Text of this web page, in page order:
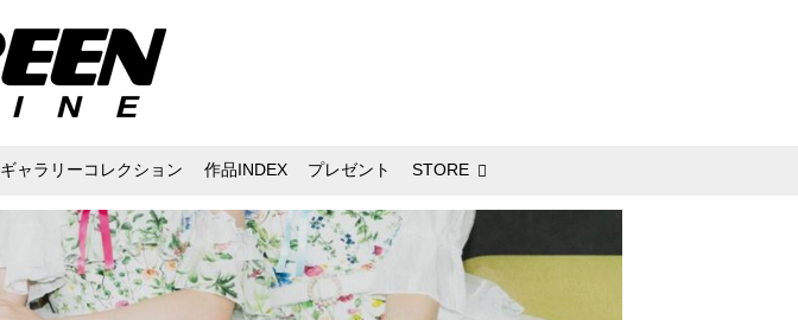
ギャラリーコレクション 作品INDEX プレゼント STORE